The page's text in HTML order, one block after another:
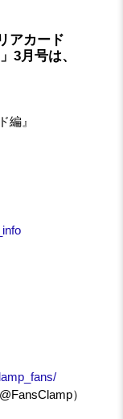
アカード
3月号は、
編』
）